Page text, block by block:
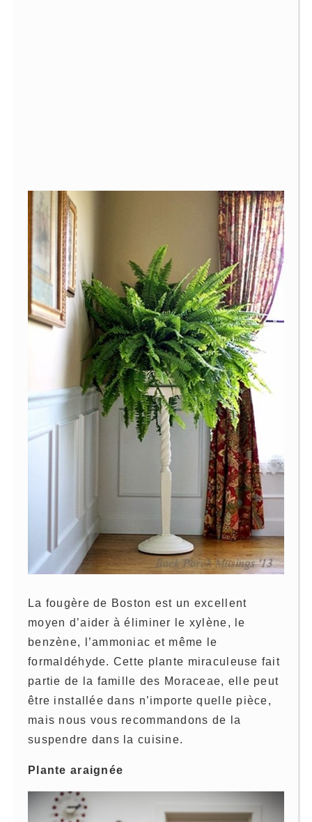
La fougère de Boston est un excellent
moyen d’aider à éliminer le xylène, le
benzène, l’ammoniac et même le
formaldéhyde. Cette plante miraculeuse fait
partie de la famille des Moraceae, elle peut
être installée dans n’importe quelle pièce,
mais nous vous recommandons de la
suspendre dans la cuisine.
Plante araignée